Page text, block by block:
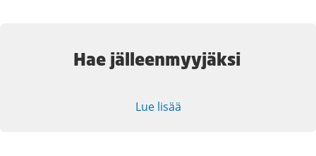
Hae jälleenmyyjäksi
Lue lisää